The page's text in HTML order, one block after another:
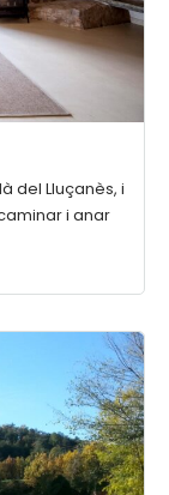
del Lluçanès, i
i anar